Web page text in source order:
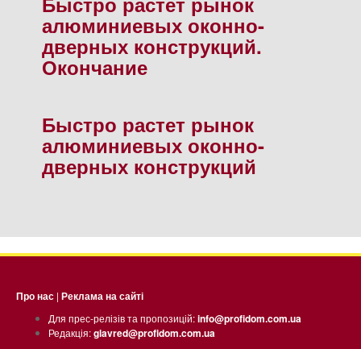
алюминиевых оконно-
дверных конструкций.
Окончание
Быстро растет рынок
алюминиевых оконно-
дверных конструкций
Про нас | Реклама на сайті
Для прес-релізів та пропозицій:info@profidom.com.ua
Редакція:glavred@profidom.com.ua